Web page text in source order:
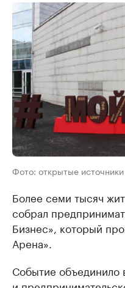
Фото: открытые источники
Более семи тысяч
собрал
Бизнес», который
Арена».
Событие объединило